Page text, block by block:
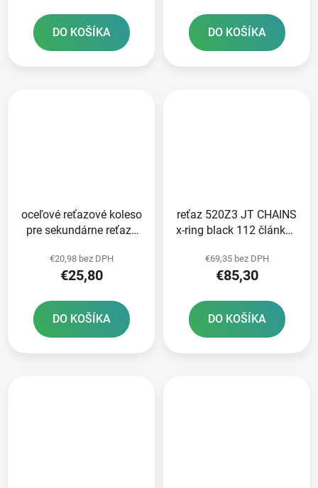
DO KOŠÍKA DO KOŠÍKA
oceľové reťazové koleso
pre sekundárne reťaze
€20,98 bez DPH
€25,80
DO KOŠÍKA
reťaz 520Z3 JT CHAINS
x-ring black 112 článkov
€69,35 bez DPH
€85,30
DO KOŠÍKA